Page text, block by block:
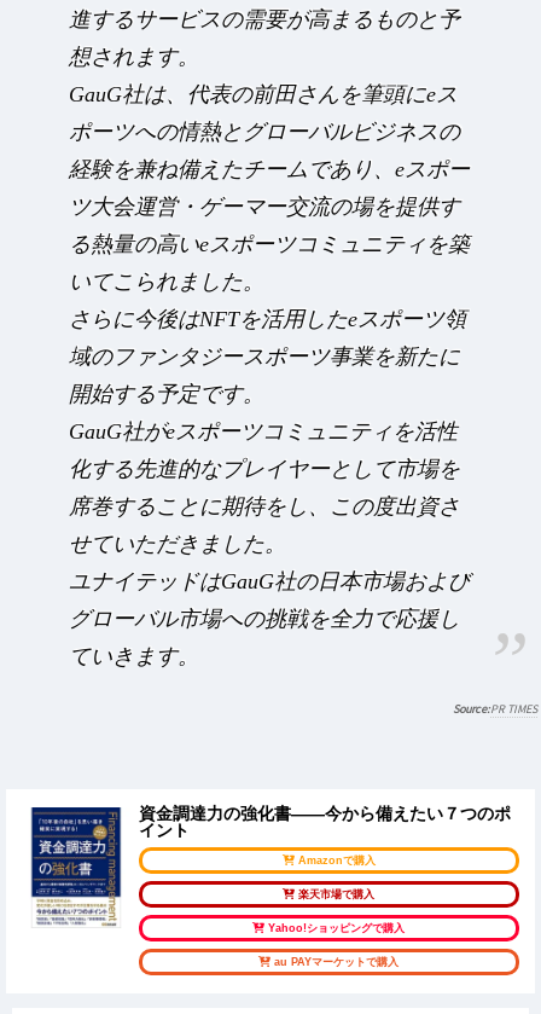
進するサービスの需要が高まるものと予
想されます。
GauG社は、代表の前田さんを筆頭にeス
ポーツへの情熱とグローバルビジネスの
経験を兼ね備えたチームであり、eスポー
ツ大会運営・ゲーマー交流の場を提供す
る熱量の高いeスポーツコミュニティを築
いてこられました。
さらに今後はNFTを活用したeスポーツ領
域のファンタジースポーツ事業を新たに
開始する予定です。
GauG社がeスポーツコミュニティを活性
化する先進的なプレイヤーとして市場を
席巻することに期待をし、この度出資さ
せていただきました。
ユナイテッドはGauG社の日本市場および
グローバル市場への挑戦を全力で応援し
ていきます。
PR TIMES
資金調達力の強化書――今から備えたい７つのポ
イント
Amazonで購入
楽天市場で購入
Yahoo!ショッピングで購入
au PAYマーケットで購入